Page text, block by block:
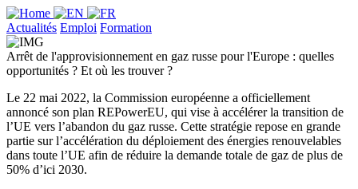
Actualités Emploi Formation
Arrêt de l'approvisionnement en gaz russe pour l'Europe : quelles
opportunités ? Et où les trouver ?
Le 22 mai 2022, la Commission européenne a officiellement
annoncé son plan REPowerEU, qui vise à accélérer la transition de
l’UE vers l’abandon du gaz russe. Cette stratégie repose en grande
partie sur l’accélération du déploiement des énergies renouvelables
dans toute l’UE afin de réduire la demande totale de gaz de plus de
50% d’ici 2030.